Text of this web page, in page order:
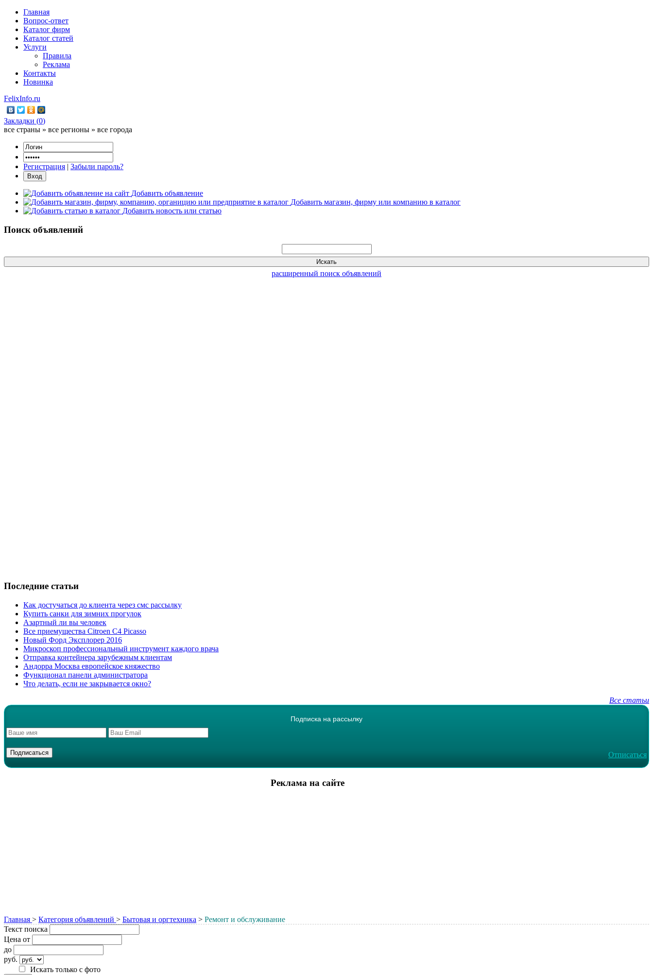
Главная
Вопрос-ответ
Каталог фирм
Каталог статей
Услуги
Правила
Реклама
Контакты
Новинка
FelixInfo.ru
Закладки (0)
все страны » все регионы » все города
Регистрация | Забыли пароль?
Добавить объявление
Добавить магазин, фирму или компанию в каталог
Добавить новость или статью
Поиск объявлений
расширенный поиск объявлений
Последние статьи
Как достучаться до клиента через смс рассылку
Купить санки для зимних прогулок
Азартный ли вы человек
Все приемущества Сitroen C4 Picasso
Новый Форд Эксплорер 2016
Микроскоп профессиональный инструмент каждого врача
Отправка контейнера зарубежным клиентам
Андорра Москва европейское княжество
Функционал панели администратора
Что делать, если не закрывается окно?
Все статьи
Подписка на рассылку
Отписаться
Реклама на сайте
Главная > Категория объявлений > Бытовая и оргтехника > Ремонт и обслуживание
Текст поиска
Цена от
до
руб.
Искать только с фото